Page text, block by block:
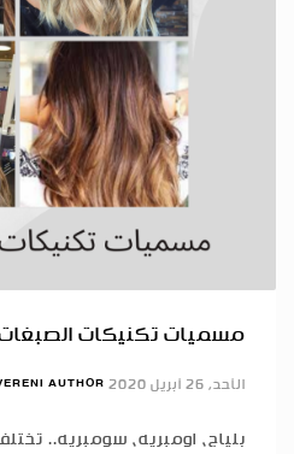
مسميات تكنيكات
الأحد, 26 أبريل 2020 AUTHOR
بلياج، اومبريه، سومبريه..